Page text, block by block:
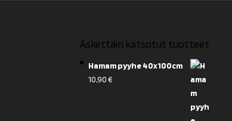
Äskettäin katsotut tuotteet
Hamam pyyhe 40x100cm
10,90€